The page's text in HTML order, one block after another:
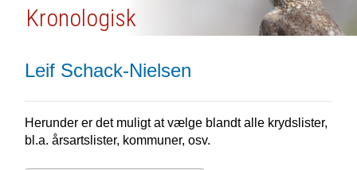
Kronologisk
Leif Schack-Nielsen
Herunder er det muligt at vælge blandt alle krydslister,
bl.a. årsartslister, kommuner, osv.